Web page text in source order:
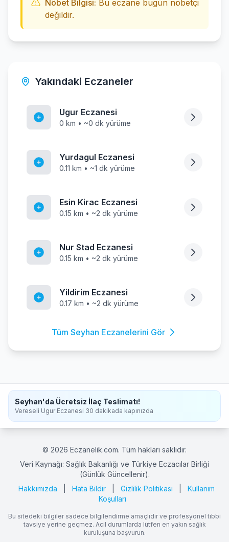
Nöbet Bilgisi: Bu eczane bugün nöbetçi
değildir.
Yakındaki Eczaneler
Ugur Eczanesi
0 km • ~0 dk yürüme
Yurdagul Eczanesi
0.11 km • ~1 dk yürüme
Esin Kirac Eczanesi
0.15 km • ~2 dk yürüme
Nur Stad Eczanesi
0.15 km • ~2 dk yürüme
Yildirim Eczanesi
0.17 km • ~2 dk yürüme
Tüm Seyhan Eczanelerini Gör
Seyhan'da Ücretsiz İlaç Teslimatı!
Vereseli Ugur Eczanesi 30 dakikada kapınızda
© 2026 Eczanelik.com. Tüm hakları saklıdır.
Veri Kaynağı: Sağlık Bakanlığı ve Türkiye Eczacılar Birliği
(Günlük Güncellenir).
Hakkımızda
Hata Bildir Gizlilik Politikası
Kullanım
Koşulları
Bu sitedeki bilgiler sadece bilgilendirme amaçlıdır ve profesyonel tıbbi
tavsiye yerine geçmez. Acil durumlarda lütfen en yakın sağlık
kuruluşuna başvurun.